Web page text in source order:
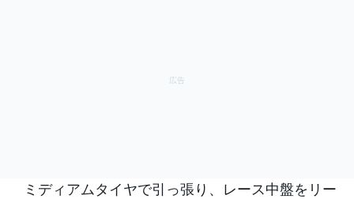
ミディアムタイヤで引っ張り、レース中盤をリー